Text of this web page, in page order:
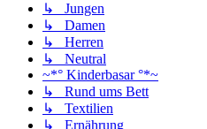
↳ Jungen
↳ Damen
↳ Herren
↳ Neutral
~*° Kinderbasar °*~
↳ Rund ums Bett
↳ Textilien
↳ Ernährung